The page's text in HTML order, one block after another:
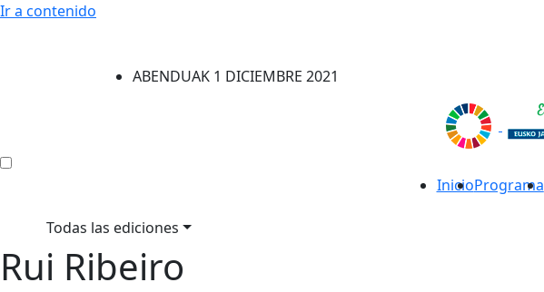
Ir a contenido
ABENDUAK 1 DICIEMBRE 2021
InicioPrograma
Todas las ediciones
Rui Ribeiro